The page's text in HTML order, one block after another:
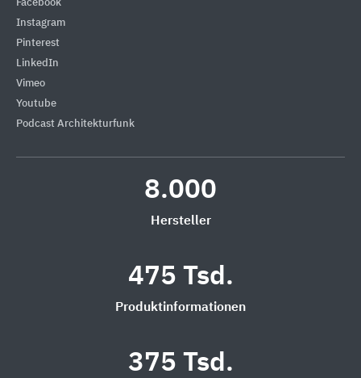
Facebook
Instagram
Pinterest
LinkedIn
Vimeo
Youtube
Podcast Architekturfunk
8.000
Hersteller
475 Tsd.
Produktinformationen
375 Tsd.